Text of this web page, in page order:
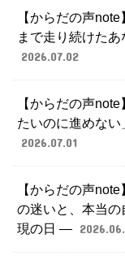
【からだの声
まで走り続けた
2026.07.02
【からだの声
たいのに進めな
2026.07.01
【からだの声
の迷いと、本当
現の日 ―